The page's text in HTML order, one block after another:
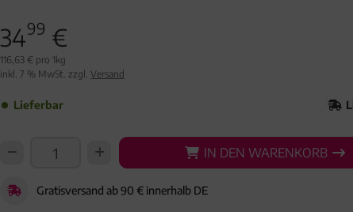
3499 €
116,63 € pro 1kg
inkl. 7 % MwSt. zzgl. Versand
Lieferbar
IN DEN WARENKORB
IN DEN WARENKORB
Gratisversand ab 90 € innerhalb DE